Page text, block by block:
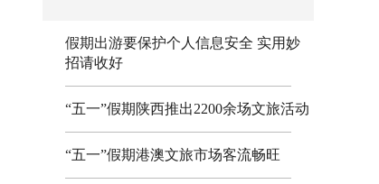
假期出游要保护个人信息安全 实用妙
招请收好
“五一”假期陕西推出2200余场文旅活动
“五一”假期港澳文旅市场客流畅旺